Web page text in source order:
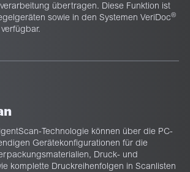
übertragen. Diese Funktion ist
sowie in den Systemen VeriDoc®
Technologie können über die PC-
Gerätekonfigurationen für die
Druck- und
komplette Druckreihenfolgen in Scanlisten